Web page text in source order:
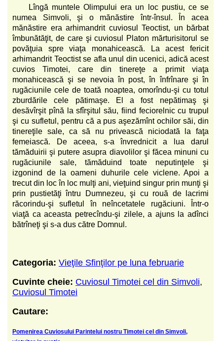
Lîngă muntele Olimpului era un loc pustiu, ce se
numea Simvoli, şi o mănăstire într-însul. În acea
mănăstire era arhimandrit cuviosul Teoctist, un bărbat
îmbunătăţit, de care şi cuviosul Platon mărturisitorul se
povăţuia spre viaţa monahicească. La acest fericit
arhimandrit Teoctist se afla unul din ucenici, adică acest
cuvios Timotei, care din tinereţe a primit viaţa
monahicească şi se nevoia în post, în înfrînare şi în
rugăciunile cele de toată noaptea, omorîndu-şi cu totul
zburdările cele pătimaşe. El a fost nepătimaş şi
desăvîrşit pînă la sfîrşitul său, fiind feciorelnic cu trupul
şi cu sufletul, pentru că a pus aşezămînt ochilor săi, din
tinereţile sale, ca să nu privească niciodată la faţa
femeiască. De aceea, s-a învrednicit a lua darul
tămăduirii şi putere asupra diavolilor şi făcea minuni cu
rugăciunile sale, tămăduind toate neputinţele şi
izgonind de la oameni duhurile cele viclene. Apoi a
trecut din loc în loc mulţi ani, vieţuind singur prin munţi şi
prin pustietăţi întru Dumnezeu, şi cu rouă de lacrimi
răcorindu-şi sufletul în neîncetatele rugăciuni. Într-o
viaţă ca aceasta petrecîndu-şi zilele, a ajuns la adînci
bătrîneţi şi s-a dus către Domnul.
Categoria: Vieţile Sfinţilor pe luna februarie
Cuvinte cheie: Cuviosul Timotei cel din Simvoli,
Cuviosul Timotei
Cautare:
Pomenirea Cuviosului Parintelui nostru Timotei cel din Simvoli,